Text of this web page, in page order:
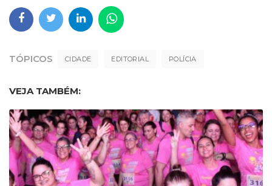
TÓPICOS CIDADE EDITORIAL POLÍCIA
VEJA TAMBÉM: